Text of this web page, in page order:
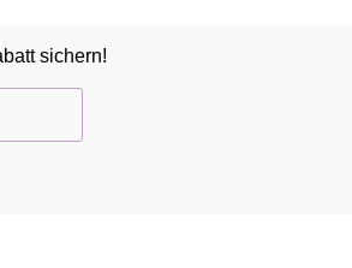
sichern!